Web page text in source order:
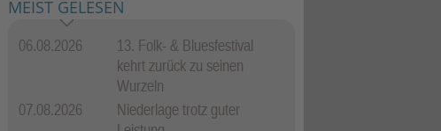
MEIST GELESEN
06.08.2026
13. Folk- & Bluesfestival
kehrt zurück zu seinen
Wurzeln
07.08.2026
Niederlage trotz guter